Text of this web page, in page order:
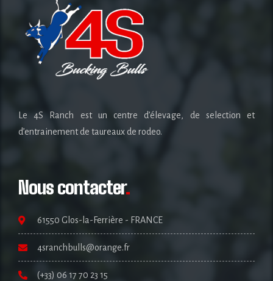
Le 4S Ranch est un centre d’élevage, de selection et
d’entrainement de taureaux de rodeo.
Nous contacter.
61550 Glos-la-Ferrière - FRANCE
4sranchbulls@orange.fr
(+33) 06 17 70 23 15